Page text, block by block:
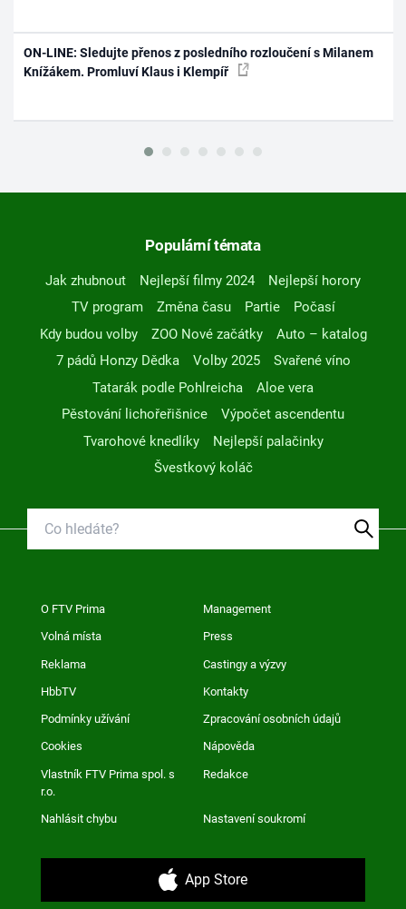
ON-LINE: Sledujte přenos z posledního rozloučení s Milanem
Knížákem. Promluví Klaus i Klempíř
Populární témata
Jak zhubnout Nejlepší filmy 2024
Nejlepší horory
TV program
Změna času Partie
Počasí
Kdy budou volby
ZOO Nové začátky
Auto – katalog
7 pádů Honzy Dědka
Volby 2025
Svařené víno
Tatarák podle Pohlreicha
Aloe vera
Pěstování lichořeřišnice
Výpočet ascendentu
Tvarohové knedlíky
Nejlepší palačinky
Švestkový koláč
O FTV Prima Management
Volná místa Press
Reklama Castingy a výzvy
HbbTV Kontakty
Podmínky užívání Zpracování osobních údajů
Cookies Nápověda
Vlastník FTV Prima spol. s
r.o.
Redakce
Nahlásit chybu Nastavení soukromí
App Store